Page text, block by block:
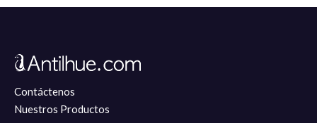
Contáctenos
Nuestros Productos
Carro de Compra
Información Técnica